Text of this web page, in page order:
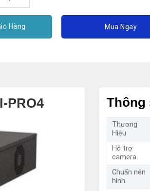
Hàng Mua Ngay
PRO4 Thông
Thương
Hiệu
Hỗ trợ
camera
Chuẩn nén
hình